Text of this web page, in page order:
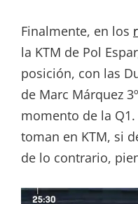
Finalmente, en los
la KTM de Pol
posición, con las
de Marc Márquez
momento de la
toman en KTM, si
de lo contrario,